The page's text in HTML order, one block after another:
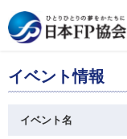
イベント情報
イベント名